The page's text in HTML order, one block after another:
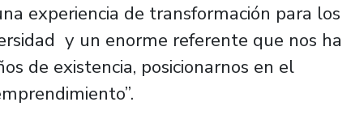
experiencia de transformación para los
y un enorme referente que nos ha
de existencia, posicionarnos en el